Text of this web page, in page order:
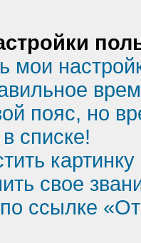
мои
пояс, но
списке!
свое
ссылке